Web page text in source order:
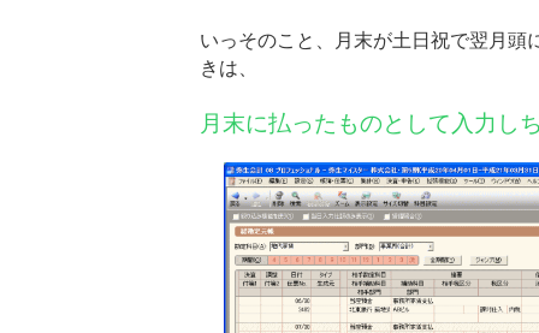
いっそのこと、月末が土日祝で翌月頭
きは、
月末に払ったものとして入力し